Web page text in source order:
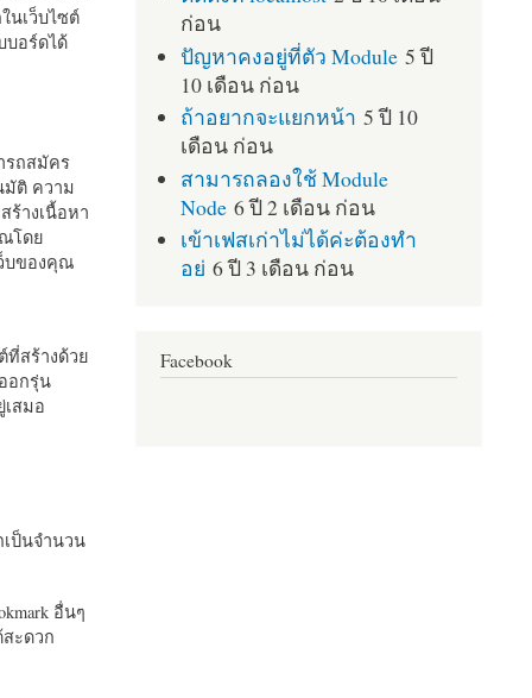
นเว็บไซต์
บอร์ดได้
รถสมัคร
มัติ ความ
ร้างเนื้อหา
ณโดย
บของคุณ
ที่สร้างด้วย
อกรุ่น
สมอ
ป็นจำนวน
อื่นๆ
สะดวก
ก่อน
ปัญหาคงอยู่ที่ตัว Module 5 ปี
10 เดือน ก่อน
ถ้าอยากจะแยกหน้า 5 ปี 10
เดือน ก่อน
สามารถลองใช้ Module
Node 6 ปี 2 เดือน ก่อน
เข้าเฟสเก่าไม่ได้ค่ะต้องทำ
อย่ 6 ปี 3 เดือน ก่อน
Facebook